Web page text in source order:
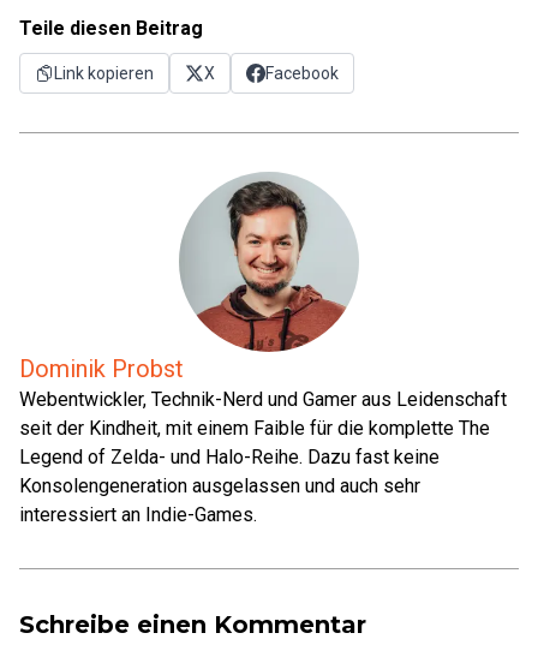
Teile diesen Beitrag
Link kopieren X Facebook
Dominik Probst
Webentwickler, Technik-Nerd und Gamer aus Leidenschaft
seit der Kindheit, mit einem Faible für die komplette The
Legend of Zelda- und Halo-Reihe. Dazu fast keine
Konsolengeneration ausgelassen und auch sehr
interessiert an Indie-Games.
Schreibe einen Kommentar